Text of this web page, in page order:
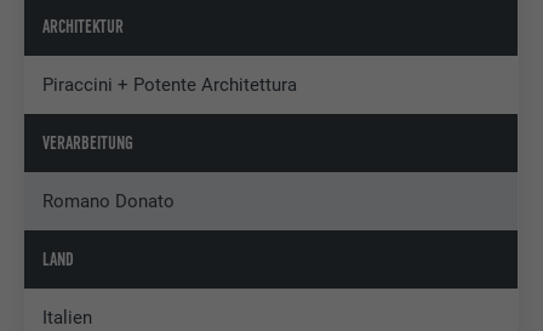
ARCHITEKTUR
Piraccini + Potente Architettura
VERARBEITUNG
Romano Donato
LAND
Italien